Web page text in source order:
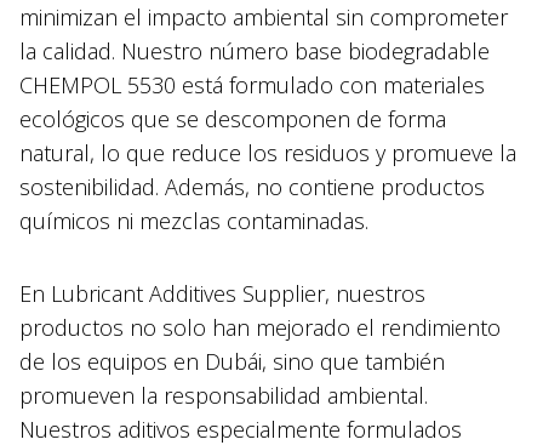
minimizan el impacto ambiental sin comprometer
la calidad. Nuestro número base biodegradable
CHEMPOL 5530 está formulado con materiales
ecológicos que se descomponen de forma
natural, lo que reduce los residuos y promueve la
sostenibilidad. Además, no contiene productos
químicos ni mezclas contaminadas.
En Lubricant Additives Supplier, nuestros
productos no solo han mejorado el rendimiento
de los equipos en Dubái, sino que también
promueven la responsabilidad ambiental.
Nuestros aditivos especialmente formulados